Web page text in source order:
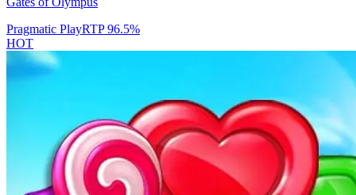
Pragmatic PlayRTP96.5%
HOT